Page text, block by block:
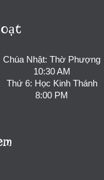
Chúa Nhật: Thờ Phượng
10:30 AM
Thứ 6: Học Kinh Thánh
8:00 PM